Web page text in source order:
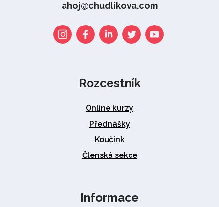
ahoj@chudlikova.com
Rozcestník
Online kurzy
Přednášky
Koučink
Členská sekce
Informace